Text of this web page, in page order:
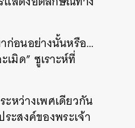
ก่อนอย่างนั้นหรือ…
เมิด” ซูเราะห์ที่
หว่างเพศเดียวกัน
ะสงค์ของพระเจ้า